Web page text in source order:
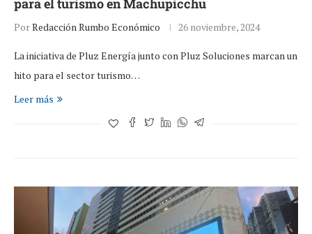
para el turismo en Machupicchu
PorRedacción Rumbo Económico 26 noviembre, 2024
La iniciativa de Pluz Energía junto con Pluz Soluciones marcan un
hito para el sector turismo…
Leer más